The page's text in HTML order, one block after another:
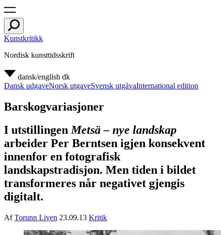
Kunstkritikk
Nordisk kunsttidsskrift
dansk/english dk
Dansk udgaveNorsk utgaveSvensk utgåvaInternational edition
Barskogvariasjoner
I utstillingen Metsä – nye landskap
arbeider Per Berntsen igjen konsekvent
innenfor en fotografisk
landskapstradisjon. Men tiden i bildet
transformeres når negativet gjengis
digitalt.
AfTorunn Liven 23.09.13 Kritik